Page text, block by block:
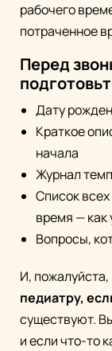
рабочего
потраченное
Перед
Дату
Краткое
начала
Журнал
Список
время — как
Вопросы,
И,
педиатру,
существуют.
и если что-то